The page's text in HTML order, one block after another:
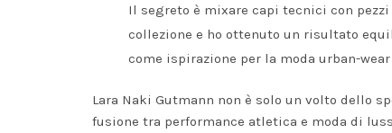
Il segreto è mixare capi tecnici con
collezione e ho ottenuto un risultato
come ispirazione per la moda urban-
Lara Naki Gutmann non è solo un volto dello
fusione tra performance atletica e moda di